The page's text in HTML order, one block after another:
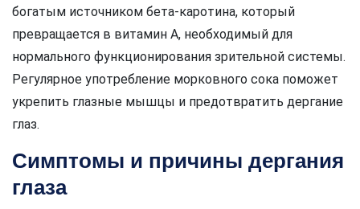
богатым источником бета-каротина, который
превращается в витамин А, необходимый для
нормального функционирования зрительной системы.
Регулярное употребление морковного сока поможет
укрепить глазные мышцы и предотвратить дергание
глаз.
Симптомы и причины дергания
глаза